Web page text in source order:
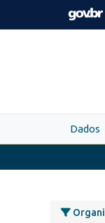
Skip to main content
Dados